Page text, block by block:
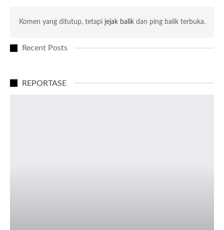
Komen yang ditutup, tetapi jejak balik dan ping balik terbuka.
Recent Posts
REPORTASE